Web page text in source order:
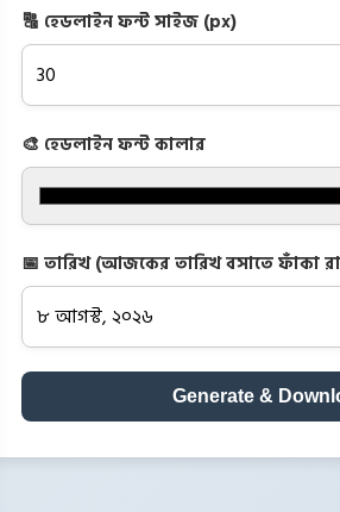
🔠 হেডলাইন ফন্ট সাইজ (px)
🎨 হেডলাইন ফন্ট কালার
📅 তারিখ (আজকের তারিখ বসাতে ফাঁকা
Generate &